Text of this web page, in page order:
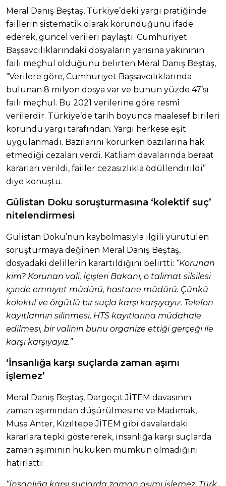
Meral Danış Beştaş, Türkiye’deki yargı pratiğinde
faillerin sistematik olarak korunduğunu ifade
ederek, güncel verileri paylaştı. Cumhuriyet
Başsavcılıklarındaki dosyaların yarısına yakınının
faili meçhul olduğunu belirten Meral Danış Beştaş,
“Verilere göre, Cumhuriyet Başsavcılıklarında
bulunan 8 milyon dosya var ve bunun yüzde 47’si
faili meçhul. Bu 2021 verilerine göre resmî
verilerdir. Türkiye’de tarih boyunca maalesef birileri
korundu yargı tarafından. Yargı herkese eşit
uygulanmadı. Bazılarını korurken bazılarına hak
etmediği cezaları verdi. Katliam davalarında beraat
kararları verildi, failler cezasızlıkla ödüllendirildi”
diye konuştu.
Gülistan Doku soruşturmasına ‘kolektif suç’
nitelendirmesi
Gülistan Doku’nun kaybolmasıyla ilgili yürütülen
soruşturmaya değinen Meral Danış Beştaş,
dosyadaki delillerin karartıldığını belirtti: “Korunan
kim? Korunan vali, İçişleri Bakanı, o talimat silsilesi
içinde emniyet müdürü, hastane müdürü. Çünkü
kolektif ve örgütlü bir suçla karşı karşıyayız. Telefon
kayıtlarının silinmesi, HTS kayıtlarına müdahale
edilmesi, bir valinin bunu organize ettiği gerçeği ile
karşı karşıyayız.”
‘İnsanlığa karşı suçlarda zaman aşımı
işlemez’
Meral Daniş Beştaş, Dargeçit JİTEM davasının
zaman aşımından düşürülmesine ve Madımak,
Musa Anter, Kızıltepe JİTEM gibi davalardaki
kararlara tepki göstererek, insanlığa karşı suçlarda
zaman aşımının hukuken mümkün olmadığını
hatırlattı:
“İnsanlığa karşı suçlarda zaman aşımı işlemez. Türk